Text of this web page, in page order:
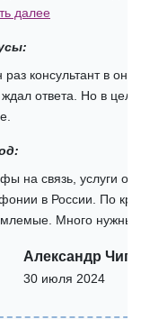
далее
консультант в
ответа. Но в
на связь, услуги
в России. По
Много
Александр
30 июля 2024